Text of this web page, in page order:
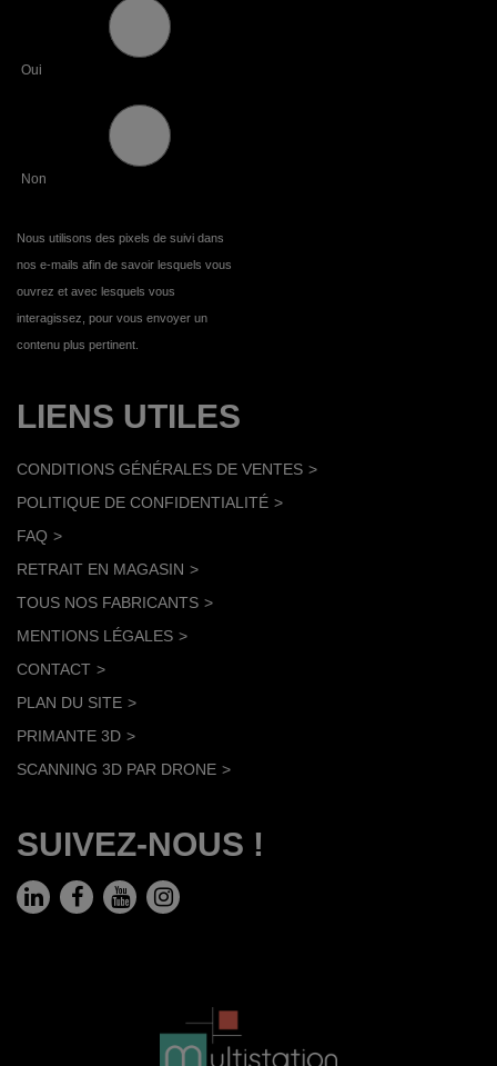
Oui
Non
Nous utilisons des pixels de suivi dans
nos e-mails afin de savoir lesquels vous
ouvrez et avec lesquels vous
interagissez, pour vous envoyer un
contenu plus pertinent.
LIENS UTILES
CONDITIONS GÉNÉRALES DE VENTES
POLITIQUE DE CONFIDENTIALITÉ
FAQ
RETRAIT EN MAGASIN
TOUS NOS FABRICANTS
MENTIONS LÉGALES
CONTACT
PLAN DU SITE
PRIMANTE 3D
SCANNING 3D PAR DRONE
SUIVEZ-NOUS !